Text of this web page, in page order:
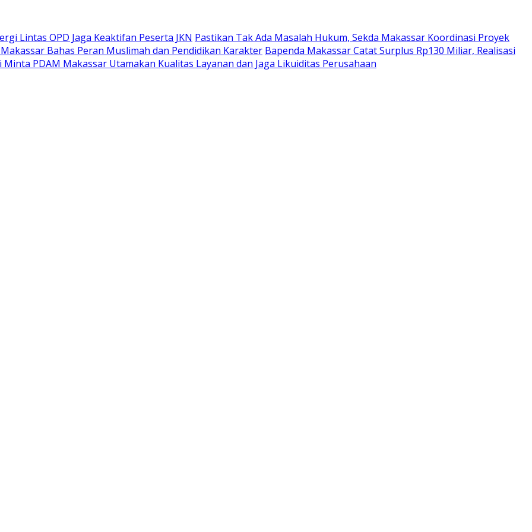
Lintas OPD Jaga Keaktifan Peserta JKN Pastikan Tak Ada Masalah Hukum, Sekda Makassar Koordinasi Proyek
Bahas Peran Muslimah dan Pendidikan Karakter Bapenda Makassar Catat Surplus Rp130 Miliar, Realisasi
Minta PDAM Makassar Utamakan Kualitas Layanan dan Jaga Likuiditas Perusahaan